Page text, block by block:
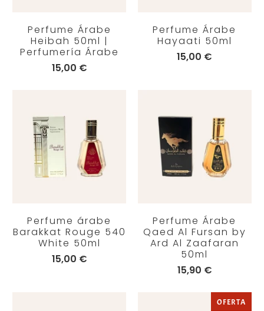
Perfume Árabe
Heibah 50ml |
Perfumería Árabe
15,00 €
Perfume Árabe
Hayaati 50ml
15,00 €
Perfume árabe
Barakkat Rouge 540
White 50ml
15,00 €
Perfume Árabe
Qaed Al Fursan by
Ard Al Zaafaran
50ml
15,90 €
OFERTA